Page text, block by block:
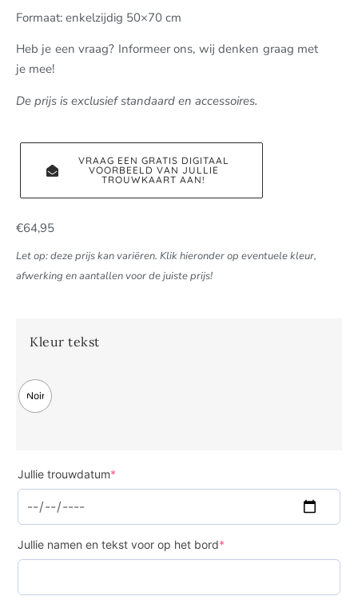
Formaat: enkelzijdig 50×70 cm
Heb je een vraag? Informeer ons, wij denken graag met
je mee!
De prijs is exclusief standaard en accessoires.
VRAAG EEN GRATIS DIGITAAL
VOORBEELD VAN JULLIE
TROUWKAART AAN!
€64,95
Let op: deze prijs kan variëren. Klik hieronder op eventuele kleur,
afwerking en aantallen voor de juiste prijs!
Kleur tekst
Noir
Jullie trouwdatum*
Jullie namen en tekst voor op het bord*